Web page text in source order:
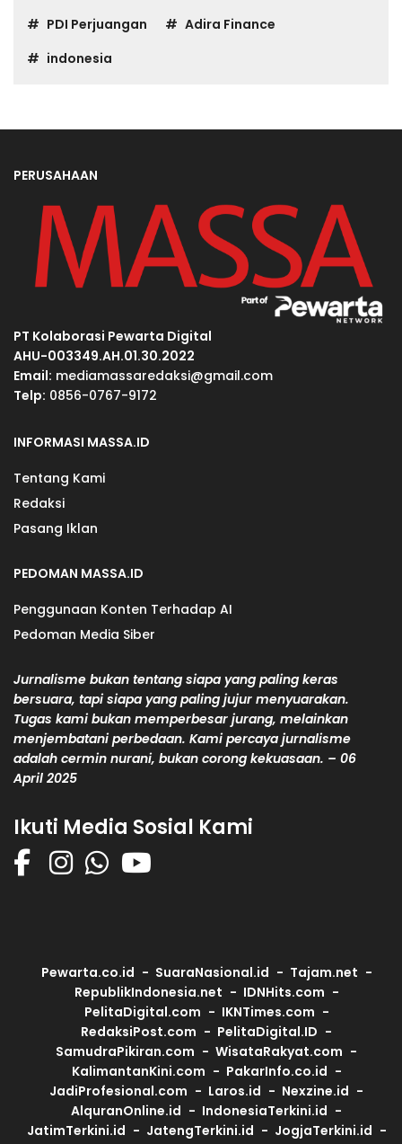
PDI Perjuangan
Adira Finance
indonesia
PERUSAHAAN
PT Kolaborasi Pewarta Digital
AHU-003349.AH.01.30.2022
Email: mediamassaredaksi@gmail.com
Telp: 0856-0767-9172
INFORMASI MASSA.ID
Tentang Kami
Redaksi
Pasang Iklan
PEDOMAN MASSA.ID
Penggunaan Konten Terhadap AI
Pedoman Media Siber
Jurnalisme bukan tentang siapa yang paling keras
bersuara, tapi siapa yang paling jujur menyuarakan.
Tugas kami bukan memperbesar jurang, melainkan
menjembatani perbedaan. Kami percaya jurnalisme
adalah cermin nurani, bukan corong kekuasaan. – 06
April 2025
Ikuti Media Sosial Kami
Pewarta.co.id SuaraNasional.id
Tajam.net
RepublikIndonesia.net
IDNHits.com
PelitaDigital.com
IKNTimes.com
RedaksiPost.com
PelitaDigital.ID
SamudraPikiran.com
WisataRakyat.com
KalimantanKini.com
PakarInfo.co.id
JadiProfesional.com
Laros.id
Nexzine.id
AlquranOnline.id
IndonesiaTerkini.id
JatimTerkini.id
JatengTerkini.id
JogjaTerkini.id